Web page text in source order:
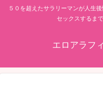
５０を超えたサラリーマンが人生
セックスするま
エロアラフ